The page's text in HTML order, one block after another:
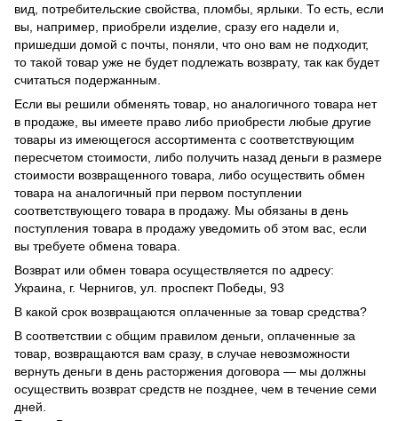
вид, потребительские свойства, пломбы, ярлыки. То есть, если
вы, например, приобрели изделие, сразу его надели и,
пришедши домой с почты, поняли, что оно вам не подходит,
то такой товар уже не будет подлежать возврату, так как будет
считаться подержанным.
Если вы решили обменять товар, но аналогичного товара нет
в продаже, вы имеете право либо приобрести любые другие
товары из имеющегося ассортимента с соответствующим
пересчетом стоимости, либо получить назад деньги в размере
стоимости возвращенного товара, либо осуществить обмен
товара на аналогичный при первом поступлении
соответствующего товара в продажу. Мы обязаны в день
поступления товара в продажу уведомить об этом вас, если
вы требуете обмена товара.
Возврат или обмен товара осуществляется по адресу:
Украина, г. Чернигов, ул. проспект Победы, 93
В какой срок возвращаются оплаченные за товар средства?
В соответствии с общим правилом деньги, оплаченные за
товар, возвращаются вам сразу, в случае невозможности
вернуть деньги в день расторжения договора — мы должны
осуществить возврат средств не позднее, чем в течение семи
дней.